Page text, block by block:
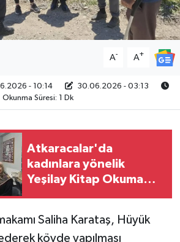
A- A+
- 10:14
30.06.2026 - 03:13
Okunma Süresi: 1 Dk
Atkaracalar'da
kadınlara yönelik
Yeşilay Kitap Okuma
Saliha Karataş, Hüyük
köyde yapılması